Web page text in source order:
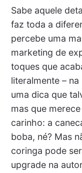
Sabe aquele
faz toda a
percebe uma
marketing de
toques que
literalmente –
uma dica que
mas que
carinho: a
boba, né? Mas
coringa pode
upgrade na